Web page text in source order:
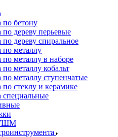
по бетону
по дереву перьевые
по дереву спиральное
по металлу
по металлу в наборе
по металлу кобальт
по металлу ступенчатые
по стеклу и керамике
специальные